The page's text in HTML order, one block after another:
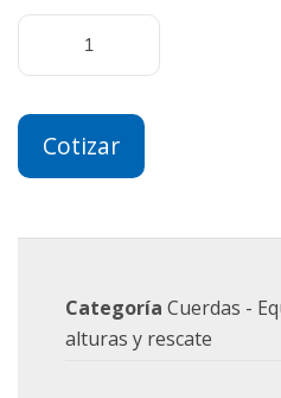
Cotizar
Categoría Cuerdas -
alturas y rescate